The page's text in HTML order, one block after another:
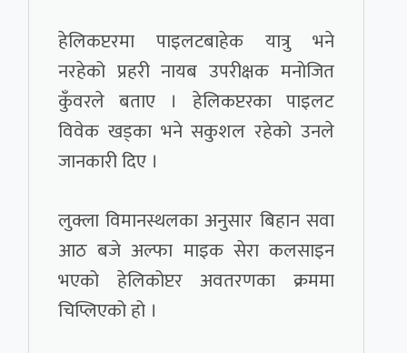
हेलिकप्टरमा पाइलटबाहेक यात्रु भने
नरहेको प्रहरी नायब उपरीक्षक मनोजित
कुँवरले बताए । हेलिकप्टरका पाइलट
विवेक खड्का भने सकुशल रहेको उनले
जानकारी दिए ।
लुक्ला विमानस्थलका अनुसार बिहान सवा
आठ बजे अल्फा माइक सेरा कलसाइन
भएको हेलिकोप्टर अवतरणका क्रममा
चिप्लिएको हो ।